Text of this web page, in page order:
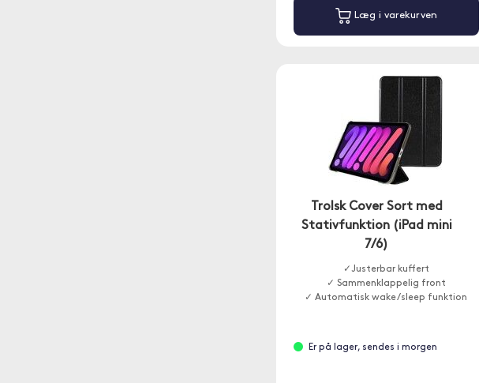
Læg i varekurven
Trolsk Cover Sort med
Stativfunktion (iPad mini
7/6)
✓Justerbar kuffert
✓ Sammenklappelig front
✓ Automatisk wake/sleep funktion
Er på lager, sendes i morgen